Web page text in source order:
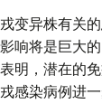
变异株有关
响将是巨大
明，潜在的
感染病例进